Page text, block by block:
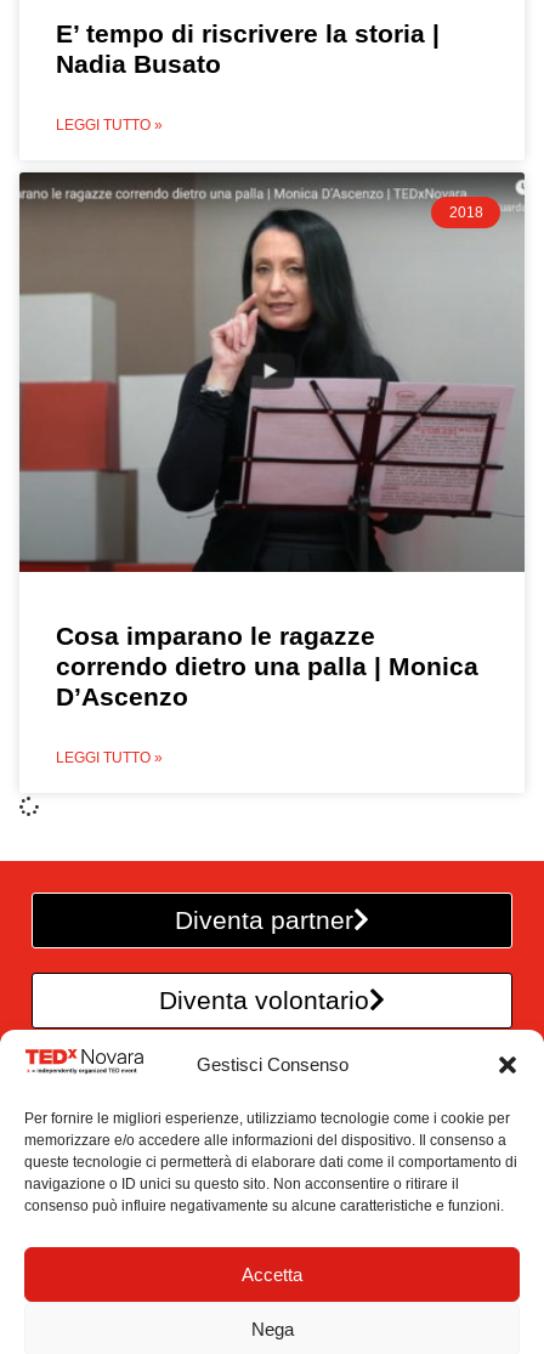
Gestisci Consenso
Per fornire le migliori esperienze, utilizziamo tecnologie come i cookie per
memorizzare e/o accedere alle informazioni del dispositivo. Il consenso a
queste tecnologie ci permetterà di elaborare dati come il comportamento di
navigazione o ID unici su questo sito. Non acconsentire o ritirare il
consenso può influire negativamente su alcune caratteristiche e funzioni.
Accetta
Nega
E’ tempo di riscrivere la storia |
Nadia Busato
LEGGI TUTTO »
2018
Cosa imparano le ragazze
correndo dietro una palla | Monica
D’Ascenzo
LEGGI TUTTO »
Diventa partner
Diventa volontario
di CreAttivi – Officina di idee
Via Croci 3/B , 28100 Novara
info@tedxnovara.com
This independent TEDx event is operated under license from TED.